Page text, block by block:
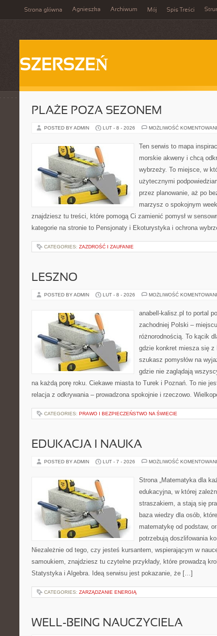
Strona główna Agnieszka Archiwum Mój Spis Treści
SZERSZEŃ
PLAŻE POZA SEZONEM
POSTED BY ADMIN LUT - 8 - 2026 MOŻLIWOŚĆ
Ten serwis to mapa
morskie akweny i chcą
wybrzeży. To miejsce, w
użytecznymi
przez planowanie, aż po
marzysz o spokojnym
znajdziesz tu treści, które pomogą Ci zamienić pomysł w
kategorie na stronie to Pensjonaty i Ekoturystyka i ochrona
CATEGORIES: ZAZDROŚĆ I ZAUFANIE
LESZNO
POSTED BY ADMIN LUT - 8 - 2026 MOŻLIWOŚĆ
anabell-kalisz.pl to portal
zachodniej Polski –
różnorodnością. To kącik
gdzie konkret miesza się
szukasz pomysłów na
gdzie nie zaglądają
na każdą porę roku. Ciekawe miasta to Turek i Poznań. To nie
relacja z odkrywania – prowadzona spokojnie i rzeczowo.
CATEGORIES: PRAWO I BEZPIECZEŃSTWO NA ŚWIECIE
EDUKACJA I NAUKA
POSTED BY ADMIN LUT - 7 - 2026 MOŻLIWOŚĆ
Strona „Matematyka dla
edukacyjna, w której
straszakiem, a stają się
baza wiedzy dla osób,
matematykę od podstaw,
potrzebują doszlifowania
Niezależnie od tego, czy jesteś kursantem, wspierającym w
samoukiem, znajdziesz tu czytelne przykłady, które prowadzą
Statystyka i Algebra. Ideą serwisu jest pokazanie, że […]
CATEGORIES: ZARZĄDZANIE ENERGIĄ
WELL-BEING NAUCZYCIELA